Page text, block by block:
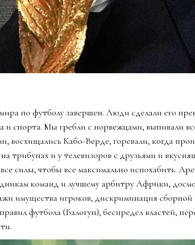
по футболу завершен. Люди сделали его
и спорта. Мы гребли с норвежцами, выпивали
восхищались Кабо-Верде, горевали, когда
трибунах и у телевизоров с друзьями и
силы, чтобы все максимально испохабить.
команд и лучшему арбитру Африки,
имущества игроков, дискриминация сборной
футбола (Балогун), беспредел властей,